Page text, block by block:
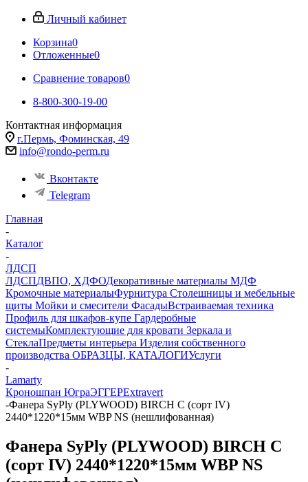
Личный кабинет
Корзина0
Отложенные0
Сравнение товаров0
8-800-300-19-00
Контактная информация
г.Пермь, Фоминская, 49
info@rondo-perm.ru
Вконтакте
Telegram
Главная
-
Каталог
-
ЛДСП
ЛДСПДВПО, ХДФОДекоративные материалы МДФ
Кромочные материалыФурнитура Столешницы и мебельные
щиты Мойки и смесители ФасадыВстраиваемая техника
Профиль для шкафов-купе Гардеробные
системыКомплектующие для кровати Зеркала и
СтеклаПредметы интерьера Изделия собственного
производства ОБРАЗЦЫ, КАТАЛОГИУслуги
-
Lamarty
Кроношпан ЮграЭГГЕРExtravert
-Фанера SyPly (PLYWOOD) BIRCH С (сорт IV)
2440*1220*15мм WBP NS (нешлифованная)
Фанера SyPly (PLYWOOD) BIRCH С
(сорт IV) 2440*1220*15мм WBP NS